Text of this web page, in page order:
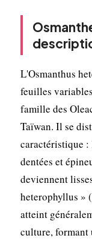
L'Osmanthus
feuilles
famille des
Taïwan. Il se
caractéristique :
dentées et
deviennent
heterophyllus »
atteint
culture, formant